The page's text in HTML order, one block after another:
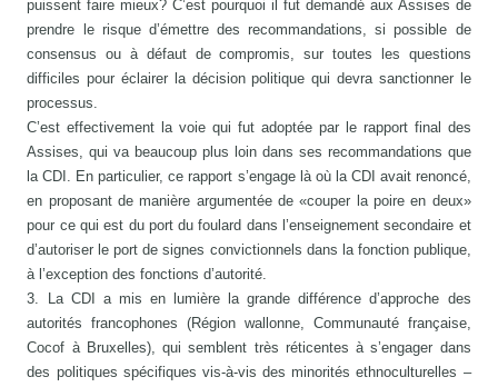
puissent faire mieux? C’est pourquoi il fut demandé aux Assises de
prendre le risque d’émettre des recommandations, si possible de
consensus ou à défaut de compromis, sur toutes les questions
difficiles pour éclairer la décision politique qui devra sanctionner le
processus.
C’est effectivement la voie qui fut adoptée par le rapport final des
Assises, qui va beaucoup plus loin dans ses recommandations que
la CDI. En particulier, ce rapport s’engage là où la CDI avait renoncé,
en proposant de manière argumentée de «couper la poire en deux»
pour ce qui est du port du foulard dans l’enseignement secondaire et
d’autoriser le port de signes convictionnels dans la fonction publique,
à l’exception des fonctions d’autorité.
3. La CDI a mis en lumière la grande différence d’approche des
autorités francophones (Région wallonne, Communauté française,
Cocof à Bruxelles), qui semblent très réticentes à s’engager dans
des politiques spécifiques vis-à-vis des minorités ethnoculturelles –